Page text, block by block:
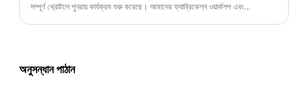
সম্পূর্ণ থ্রোটলে পুনরায় কার্যক্রম শুরু করেছে। আমাদের ফ্যাব্রিকেশন ওয়ার্কশপ এবং
অনুসন্ধান পাঠান